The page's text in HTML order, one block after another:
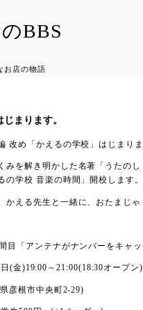
BBS
お店の物語
じまります。
改め「かえるの学校」はじまりま
みを解き明かした名著「うたの
の学校 音楽の時間」開校します
かえる先生と一緒に、おたまじ
目「アンテナがナンバーをキャ
(金)19:00～21:00(18:30オープ
彦根市中央町2-29)